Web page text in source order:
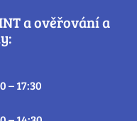
a ověřování a
– 17:30